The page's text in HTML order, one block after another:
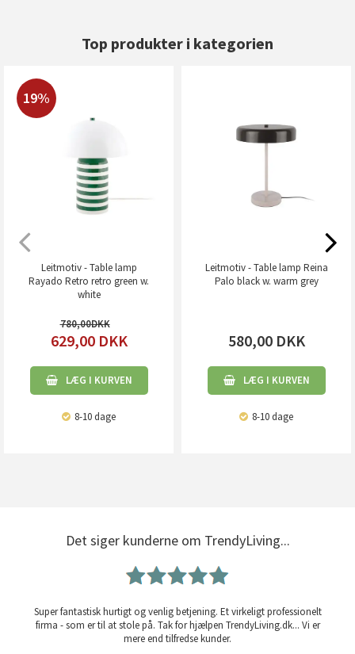
Top produkter i kategorien
19%
Leitmotiv - Table lamp
Rayado Retro retro green w.
white
780,00
629,00 DKK
LÆG I KURVEN
8-10 dage
Leitmotiv - Table lamp Reina
Palo black w. warm grey
580,00 DKK
LÆG I KURVEN
8-10 dage
Det siger kunderne om TrendyLiving...
Super fantastisk hurtigt og venlig betjening. Et virkeligt professionelt
firma - som er til at stole på. Tak for hjælpen TrendyLiving.dk... Vi er
mere end tilfredse kunder.